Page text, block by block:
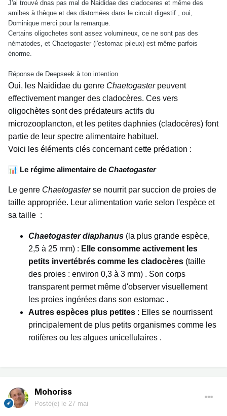
J'ai trouvé dnas pas mal de Naididae des cladoceres et même des
amibes à thèque et des diatomées dans le circuit digestif , oui,
Dominique merci pour la remarque.
Certains oligochetes sont assez volumineux, ce ne sont pas des
nématodes, et Chaetogaster (l'estomac pileux) est même parfois
énorme.
Réponse de Deepseek à ton intention
Oui, les Naididae du genre Chaetogaster peuvent
effectivement manger des cladocères. Ces vers
oligochètes sont des prédateurs actifs du
microzooplancton, et les petites daphnies (cladocères) font
partie de leur spectre alimentaire habituel.
Voici les éléments clés concernant cette prédation :
📊 Le régime alimentaire de Chaetogaster
Le genre Chaetogaster se nourrit par succion de proies de
taille appropriée. Leur alimentation varie selon l'espèce et
sa taille :
Chaetogaster diaphanus (la plus grande espèce,
2,5 à 25 mm) : Elle consomme activement les
petits invertébrés comme les cladocères (taille
des proies : environ 0,3 à 3 mm) . Son corps
transparent permet même d'observer visuellement
les proies ingérées dans son estomac .
Autres espèces plus petites : Elles se nourrissent
principalement de plus petits organismes comme les
rotifères ou les algues unicellulaires .
Mohoriss
Posté(e) le 27 mai